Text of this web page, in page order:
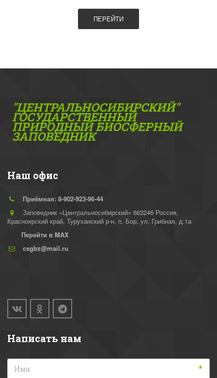
ПЕРЕЙТИ
"ЦЕНТРАЛЬНОСИБИРСКИЙ"
ГОС­УДАРСТВЕННЫЙ
ПРИРОДНЫЙ БИОСФЕРНЫЙ
ЗАПОВЕДНИК
Наш офис
Приёмная: 8-902-923-96-44
Заповедник «Центральносибирский» 663246 Россия,
Красноярский край, Туруханский р-н, п. Бор, ул. Грибная, д.1а
Перейти в MAX
csgbz@mail.ru
Написать нам
*